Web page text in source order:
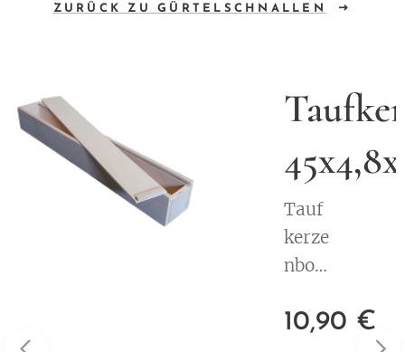
ZURÜCK ZU GÜRTELSCHNALLEN
-
Tauf
kerze
nbox
Aufb
10,90 €